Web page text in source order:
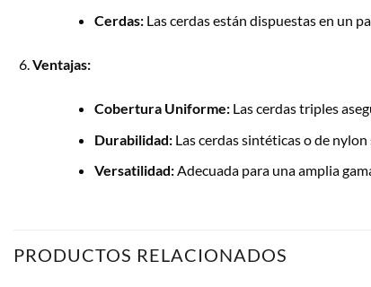
Cerdas:Las cerdas están dispuestas en un
Ventajas:
Cobertura Uniforme:Las cerdas triples
Durabilidad:Las cerdas sintéticas o de
Versatilidad:Adecuada para una amplia
PRODUCTOS RELACIONADOS